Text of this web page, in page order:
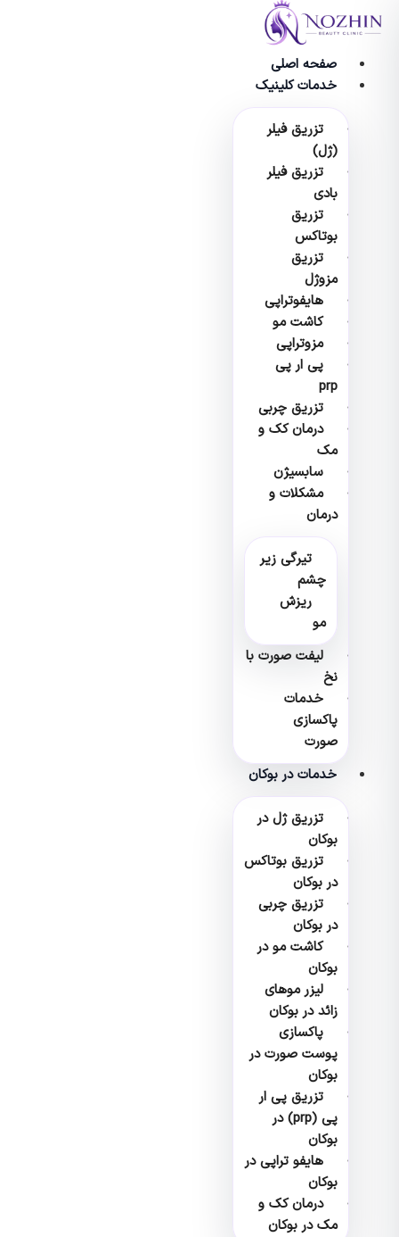
صفحه اصلی
خدمات کلینیک
تزریق فیلر
(ژل)
تزریق فیلر
بادی
تزریق
بوتاکس
تزریق
مزوژل
هایفوتراپی
کاشت مو
مزوتراپی
پی ار پی
تزریق چربی
درمان کک و
مک
سابسیژن
مشکلات و
درمان
تیرگی زیر
چشم
ریزش
لیفت صورت با
خدمات
پاکسازی
صورت
خدمات در بوکان
تزریق ژل در
بوکان
تزریق بوتاکس
در بوکان
تزریق چربی
در بوکان
کاشت مو در
بوکان
لیزر موهای
زائد در بوکان
پاکسازی
پوست صورت در
بوکان
تزریق پی ار
پی (prp) در
بوکان
هایفو تراپی در
بوکان
درمان کک و
مک در بوکان